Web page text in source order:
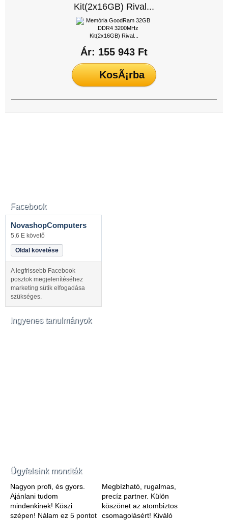
Kit(2x16GB) Rival...
Ár: 155 943 Ft
Facebook
NovashopComputers
5,6 E követő
Oldal követése
A legfrissebb Facebook
posztok megjelenítéséhez
marketing sütik elfogadása
szükséges.
Ingyenes tanulmányok
Ügyfeleink mondták
Nagyon profi, és gyors.
Ajánlani tudom
mindenkinek! Köszi
szépen! Nálam ez 5 pontot
Megbízható, rugalmas,
precíz partner. Külön
köszönet az atombiztos
csomagolásért! Kiváló